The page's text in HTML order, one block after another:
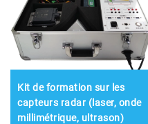
Kit de formation sur les
capteurs radar (laser, onde
millimétrique, ultrason)